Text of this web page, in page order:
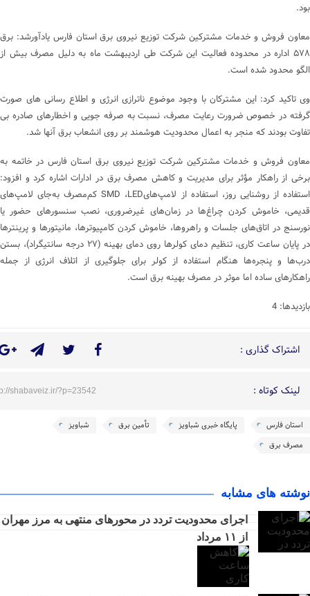
بود.
معاون فروش و خدمات مشترکین شرکت توزیع نیروی برق استان فارس یادآورشد: برق
۵۷۸ اداره در محدوده فعالیت این شرکت طی اردیبهشت ماه به دلیل مصرف بیش از
الگو محدود شده است.
وی تاکید کرد: این مشترکان با وجود موضوع ناترازی انرژی و اطلاع رسانی های صورت
گرفته در خصوص ضرورت رعایت مصرف، نسبت به صرفه جویی و اخطارهای صادره بی
تفاوت بودند که منجر به اعمال محدودیت هوشمند بر روی انشعاب برق آنها شد.
معاون فروش و خدمات مشترکین شرکت توزیع نیروی برق استان فارس در خاتمه به
برخی از راهکار مؤثر برای مدیریت و کاهش مصرف برق در ادارات اشاره کرد و افزود:
استفاده از روشنایی روز، استفاده از لامپ‌هایSMD ،LED کم‌مصرف به‌جای لامپ‌های
قدیمی، خاموش کردن چراغ‌ها در زمان‌های غیرضروری، نصب سنسورهای حضور یا
نورسنج در اتاق‌های جلسات و راهروها، خاموش کردن کامپیوترها، مانیتورها و پرینترها
در پایان ساعت کاری، تنظیم دمای کولرها روی دمای بهینه (۲۷ درجه سانتیگراد)، بستن
درب‌ها و پنجره‌ها هنگام استفاده از کولر برای جلوگیری از اتلاف انرژی از جمله
راهکارهای ساده اما موثر در مصرف بهینه برق است.
بازدیدها: 4
اشتراک گذاری :
لینک کوتاه : shabaveiz.ir/?p=23542
استان فارس پایگاه خبری شباویز تأمین برق
شباویز
مصرف برق
نوشته های مشابه
اجرای محدودیت تردد در محورهای منتهی به مرز مهران
از ۱۱ مرداد